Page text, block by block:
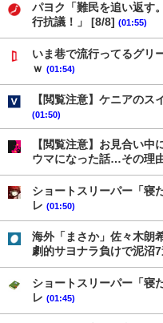
パヨク「難民を追い返す
行抗議！」 [8/8] (01:55)
いま巷で流行ってるグリ
ｗ (01:54)
【閲覧注意】ケニアのス
(01:50)
【閲覧注意】お見合い中
ウマになった話…その理
ショートスリーパー「寝
レ (01:50)
海外「まさか」佐々木朗
劇的サヨナラ負けで泥沼
ショートスリーパー「寝
レ (01:45)